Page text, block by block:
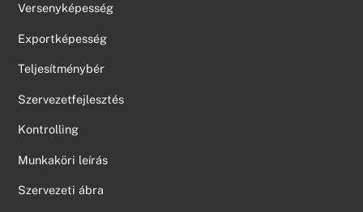
Versenyképesség
Exportképesség
Teljesítménybér
Szervezetfejlesztés
Kontrolling
Munkaköri leírás
Szervezeti ábra